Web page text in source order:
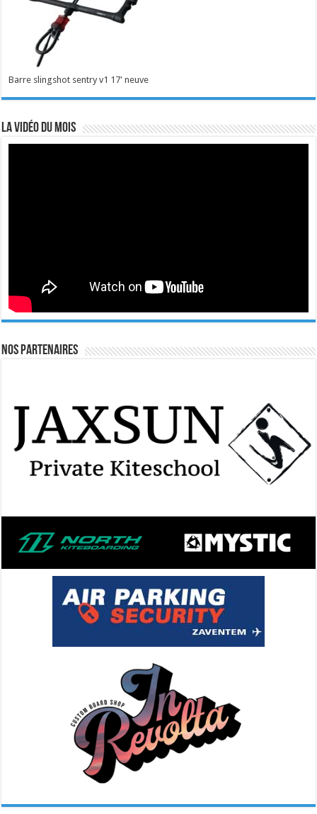
Barre slingshot sentry v1 17' neuve
La vidéo du mois
Nos Partenaires